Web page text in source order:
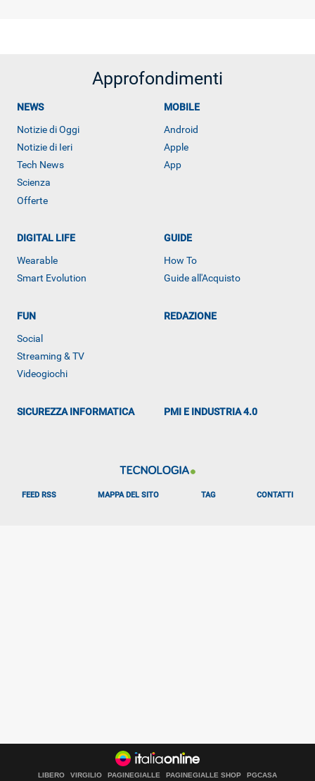
Approfondimenti
NEWS
Notizie di Oggi
Notizie di Ieri
Tech News
Scienza
Offerte
MOBILE
Android
Apple
App
DIGITAL LIFE
Wearable
Smart Evolution
GUIDE
How To
Guide all'Acquisto
FUN
Social
Streaming & TV
Videogiochi
REDAZIONE
SICUREZZA INFORMATICA PMI E INDUSTRIA 4.0
FEED RSS MAPPA DEL SITO TAG CONTATTI
LIBERO VIRGILIO PAGINEGIALLE PAGINEGIALLE SHOP PGCASA